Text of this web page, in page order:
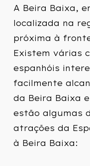
A Beira Baixa,
localizada na
próxima à
Existem várias
espanhóis
facilmente
da Beira Baixa
estão algumas
atrações da
à Beira Baixa: